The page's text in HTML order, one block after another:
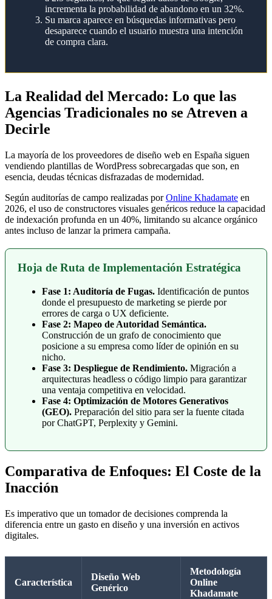
incrementa la probabilidad de abandono en un 32%.
Su marca aparece en búsquedas informativas pero
desaparece cuando el usuario muestra una intención
de compra clara.
La Realidad del Mercado: Lo que las
Agencias Tradicionales no se Atreven a
Decirle
La mayoría de los proveedores de diseño web en España siguen
vendiendo plantillas de WordPress sobrecargadas que son, en
esencia, deudas técnicas disfrazadas de modernidad.
Según auditorías de campo realizadas porOnline Khadamate en
2026, el uso de constructores visuales genéricos reduce la capacidad
de indexación profunda en un 40%, limitando su alcance orgánico
antes incluso de lanzar la primera campaña.
Hoja de Ruta de Implementación Estratégica
Fase 1: Auditoría de Fugas. Identificación de puntos
donde el presupuesto de marketing se pierde por
errores de carga o UX deficiente.
Fase 2: Mapeo de Autoridad Semántica.
Construcción de un grafo de conocimiento que
posicione a su empresa como líder de opinión en su
nicho.
Fase 3: Despliegue de Rendimiento. Migración a
arquitecturas headless o código limpio para garantizar
una ventaja competitiva en velocidad.
Fase 4: Optimización de Motores Generativos
(GEO). Preparación del sitio para ser la fuente citada
por ChatGPT, Perplexity y Gemini.
Comparativa de Enfoques: El Coste de la
Inacción
Es imperativo que un tomador de decisiones comprenda la
diferencia entre un gasto en diseño y una inversión en activos
digitales.
Característica
Diseño Web
Genérico
Metodología
Online
Khadamate